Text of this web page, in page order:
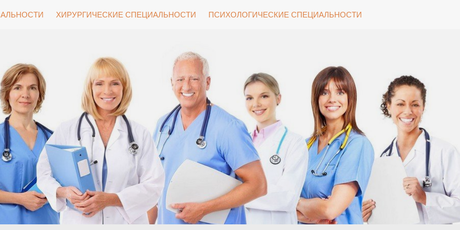
ХИРУРГИЧЕСКИЕ СПЕЦИАЛЬНОСТИ ПСИХОЛОГИЧЕСКИЕ СПЕЦИАЛЬНОСТИ